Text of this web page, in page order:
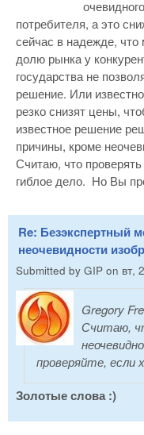
потребителя, а это
сейчас в надежде,
долю рынка у
государства не
решение. Или
резко снизят цены,
известное решение
причины, кроме
Считаю, что
гиблое дело. Но Вы
Re: Безэкспертный
неочевидности
Submitted by GIP on вт,
Gregory
Считаю,
проверяйте, если
Золотые слова :)